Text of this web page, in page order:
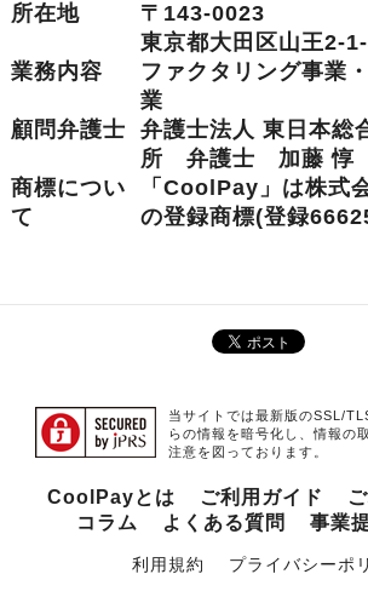
所在地
〒143-0023
東京都大田区山王2-
業務内容
ファクタリング事業
業
顧問弁護士
弁護士法人 東日本総
所 弁護士 加藤 惇
商標につい
て
「CoolPay」は株式
の登録商標(登録
当サイトでは最新版のSSL/
らの情報を暗号化し、情報の
注意を図っております。
CoolPayとは ご利用ガイド
コラム
よくある質問 事業
利用規約 プライバシーポ